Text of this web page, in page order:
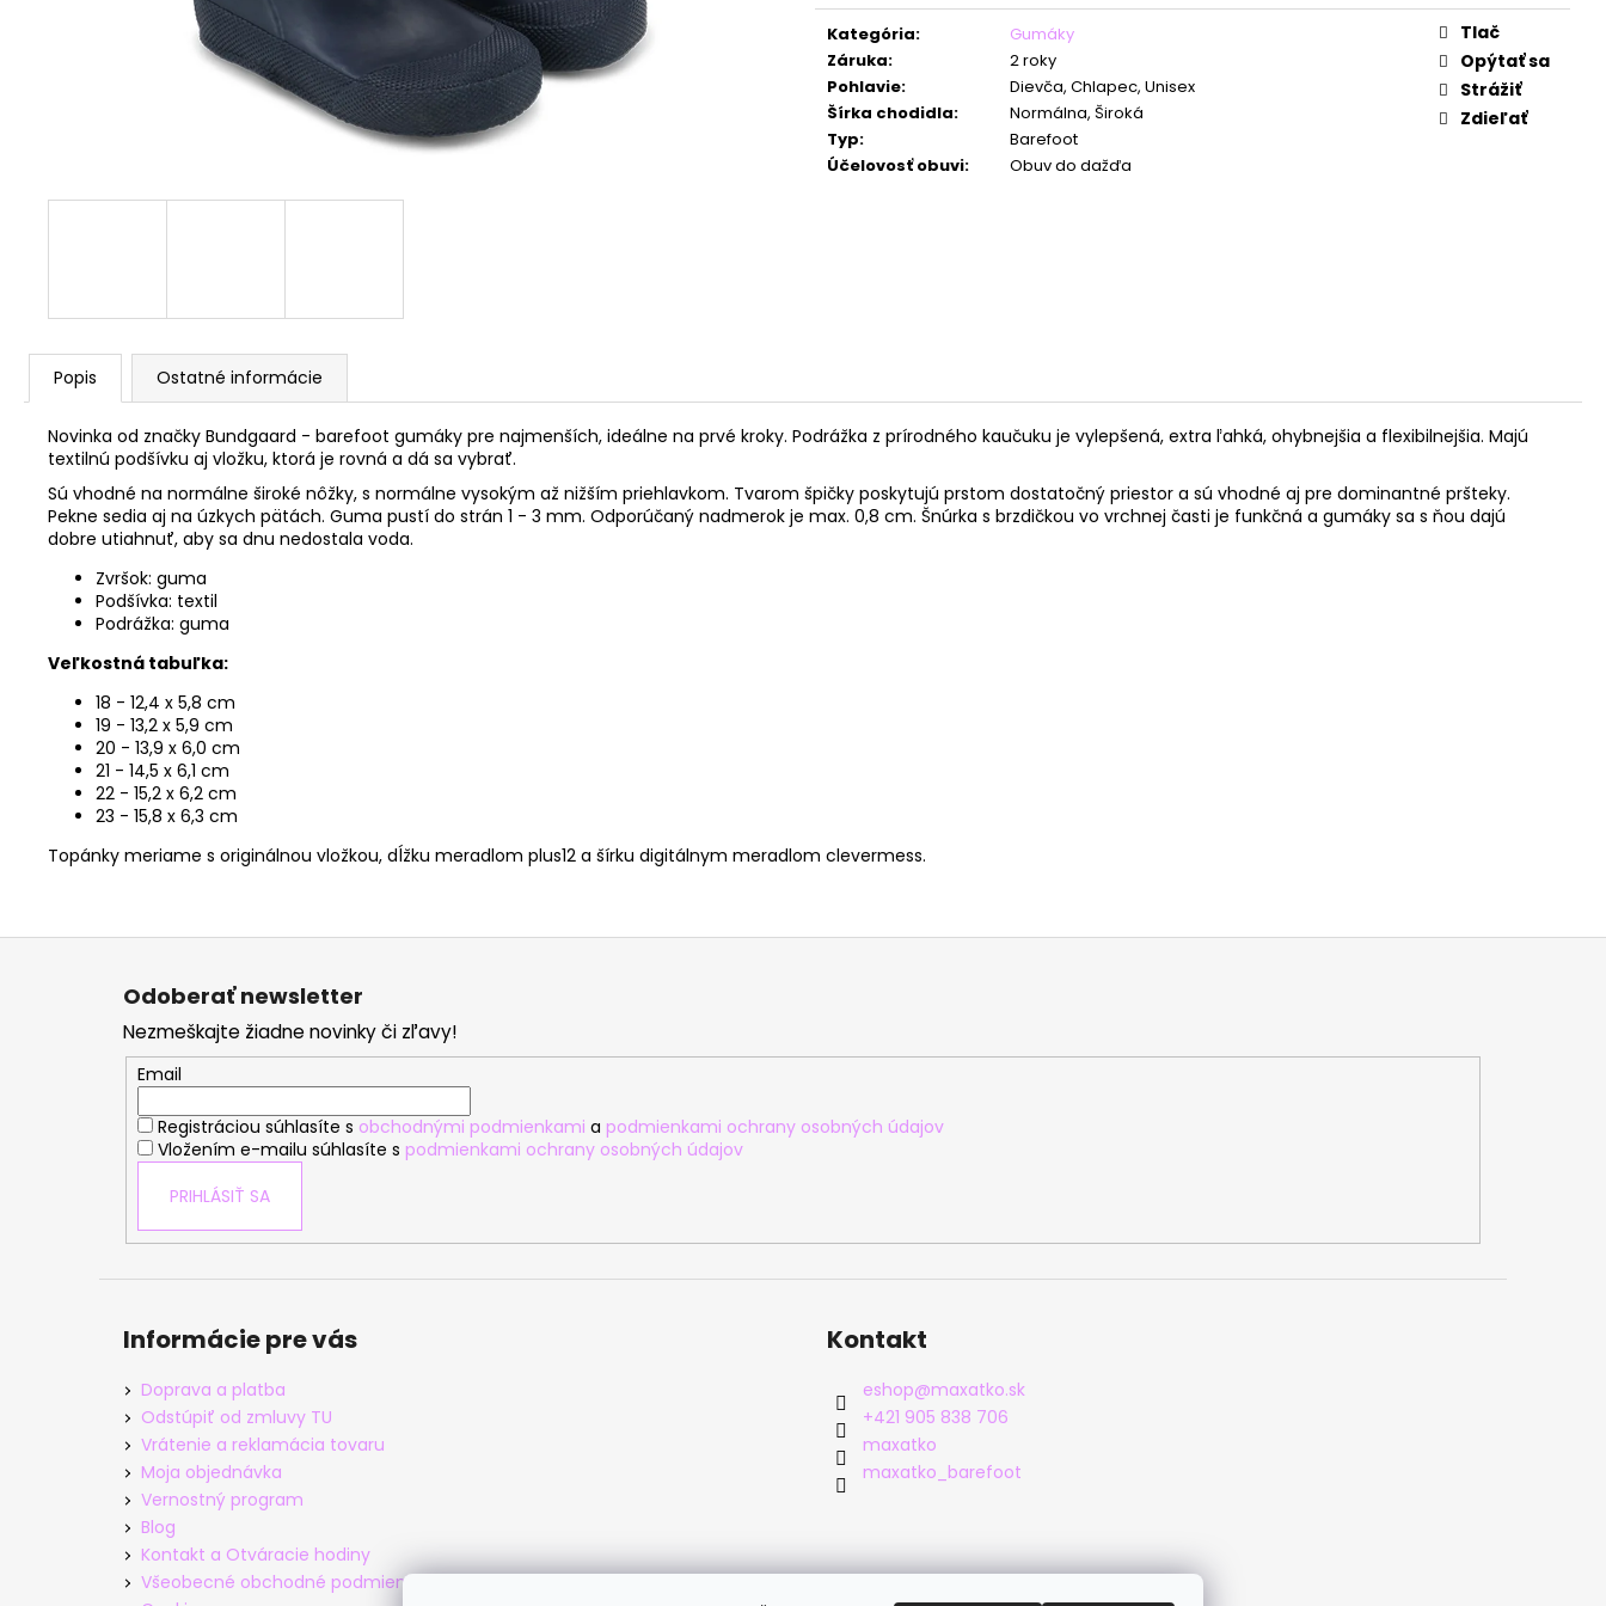
cena:
Kategória:
Gumáky
Záruka:
2 roky
Pohlavie:
Dievča, Chlapec, Unisex
Šírka chodidla:
Normálna, Široká
Typ:
Barefoot
Účelovosť obuvi: Obuv do dažďa
Tlač
Opýtať sa
Strážiť
Zdieľať
Popis Ostatné informácie
Novinka od značky Bundgaard - barefoot gumáky pre najmenších, ideálne na prvé kroky. Podrážka z prírodného kaučuku je vylepšená, extra ľahká, ohybnejšia a flexibilnejšia. Majú
textilnú podšívku aj vložku, ktorá je rovná a dá sa vybrať.
Sú vhodné na normálne široké nôžky, s normálne vysokým až nižším priehlavkom. Tvarom špičky poskytujú prstom dostatočný priestor a sú vhodné aj pre dominantné pršteky.
Pekne sedia aj na úzkych pätách. Guma pustí do strán 1 - 3 mm. Odporúčaný nadmerok je max. 0,8 cm. Šnúrka s brzdičkou vo vrchnej časti je funkčná a gumáky sa s ňou dajú
dobre utiahnuť, aby sa dnu nedostala voda.
Zvršok: guma
Podšívka: textil
Podrážka: guma
Veľkostná tabuľka:
18 - 12,4 x 5,8 cm
19 - 13,2 x 5,9 cm
20 - 13,9 x 6,0 cm
21 - 14,5 x 6,1 cm
22 - 15,2 x 6,2 cm
23 - 15,8 x 6,3 cm
Topánky meriame s originálnou vložkou, dĺžku meradlom plus12 a šírku digitálnym meradlom clevermess.
Z
Odoberať newsletter
Nezmeškajte žiadne novinky či zľavy!
Email
Registráciou súhlasíte s obchodnými podmienkami a podmienkami ochrany osobných údajov
Vložením e-mailu súhlasíte s podmienkami ochrany osobných údajov
PRIHLÁSIŤ SA
Informácie pre vás
Doprava a platba
Odstúpiť od zmluvy TU
Vrátenie a reklamácia tovaru
Moja objednávka
Vernostný program
Blog
Kontakt a Otváracie hodiny
Všeobecné obchodné podmienky
Kontakt
eshop@maxatko.sk
+421 905 838 706
maxatko
maxatko_barefoot